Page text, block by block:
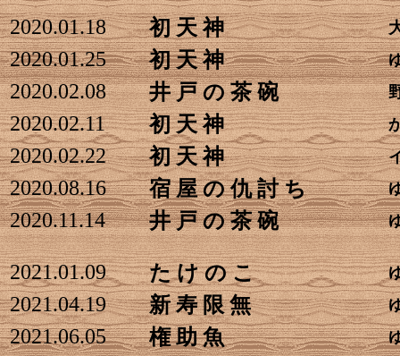
2020.01.18 初 天 神
2020.01.25 初 天 神
2020.02.08 井 戸 の 茶 碗
2020.02.11 初 天 神
2020.02.22 初 天 神
2020.08.16 宿 屋 の 仇 討 ち
2020.11.14 井 戸 の 茶 碗
2021.01.09 た け の こ
2021.04.19 新 寿 限 無
2021.06.05 権 助 魚